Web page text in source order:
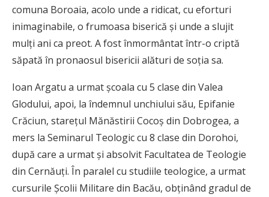
comuna Boroaia, acolo unde a ridicat, cu eforturi
inimaginabile, o frumoasa biserică și unde a slujit
mulți ani ca preot. A fost înmormântat într-o criptă
săpată în pronaosul bisericii alături de soția sa.
Ioan Argatu a urmat școala cu 5 clase din Valea
Glodului, apoi, la îndemnul unchiului său, Epifanie
Crăciun, starețul Mănăstirii Cocoș din Dobrogea, a
mers la Seminarul Teologic cu 8 clase din Dorohoi,
după care a urmat și absolvit Facultatea de Teologie
din Cernăuți. În paralel cu studiile teologice, a urmat
cursurile Școlii Militare din Bacău, obținând gradul de